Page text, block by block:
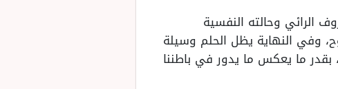
الرائي وحالته النفسية
وفي النهاية يظل الحلم وسيلة
بقدر ما يعكس ما يدور في باطننا